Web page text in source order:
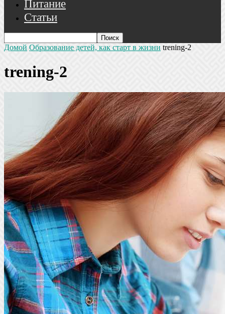
Питание
Статьи
Домой Образование детей, как старт в жизни trening-2
trening-2